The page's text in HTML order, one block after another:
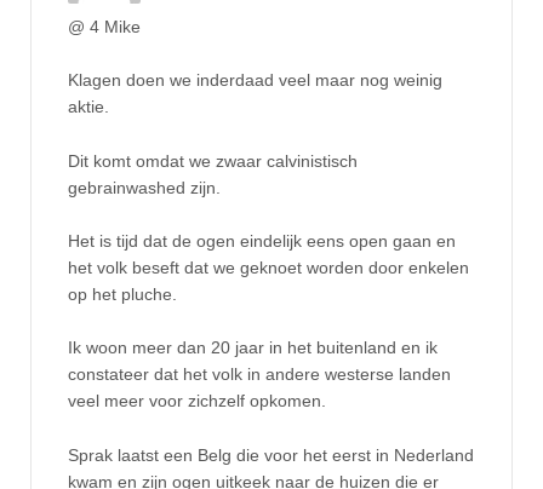
@ 4 Mike
Klagen doen we inderdaad veel maar nog weinig
aktie.
Dit komt omdat we zwaar calvinistisch
gebrainwashed zijn.
Het is tijd dat de ogen eindelijk eens open gaan en
het volk beseft dat we geknoet worden door enkelen
op het pluche.
Ik woon meer dan 20 jaar in het buitenland en ik
constateer dat het volk in andere westerse landen
veel meer voor zichzelf opkomen.
Sprak laatst een Belg die voor het eerst in Nederland
kwam en zijn ogen uitkeek naar de huizen die er